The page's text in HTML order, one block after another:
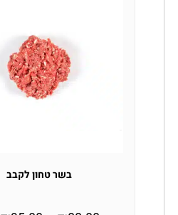
בשר טחון לקבב